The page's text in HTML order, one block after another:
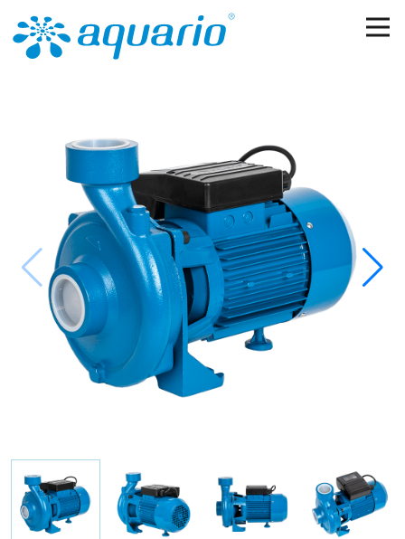
Перейти к основному содержанию